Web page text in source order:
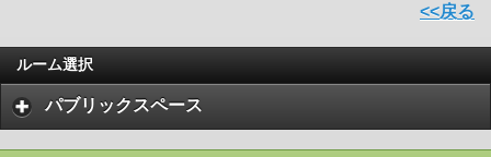
<<戻る
ルーム選択
パブリックスペース